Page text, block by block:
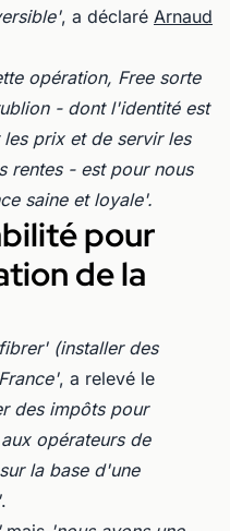
, a déclaré Arnaud
opération, Free sorte
- dont l'identité est
prix et de servir les
rentes - est pour nous
saine et loyale'.
pour
de la
(installer des
, a relevé le
des impôts pour
opérateurs de
la base d'une
.